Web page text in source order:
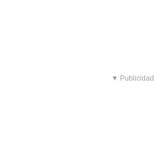
▼ Publicidad